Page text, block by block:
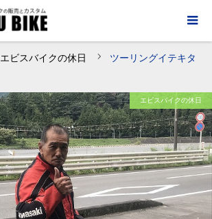
エビスバイクの休日
ツーリングイテキタ
エビスバイクの休日